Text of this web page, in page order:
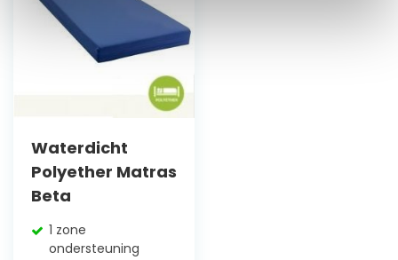
Waterdicht
Polyether Matras
Beta
1 zone
ondersteuning